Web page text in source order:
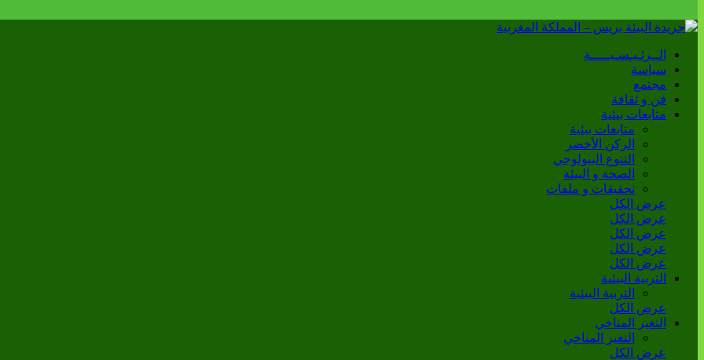
الــرئـيـسـيـــــة
سياسة
مجتمع
فن و ثقافة
متابعات بيئية
متابعات بيئية
الركن الأخضر
التنوع البيولوجي
الصحة و البيئة
تحقيقات و ملفات
عرض الكل
عرض الكل
عرض الكل
عرض الكل
عرض الكل
التربية البيئية
التربية البيئية
عرض الكل
التغير المناخي
التغير المناخي
عرض الكل